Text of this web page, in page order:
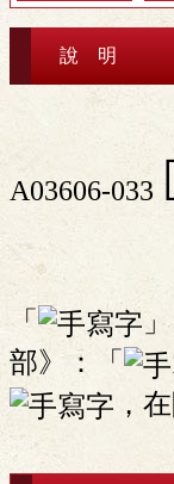
說 明
A03606-033
「
部》：「
，